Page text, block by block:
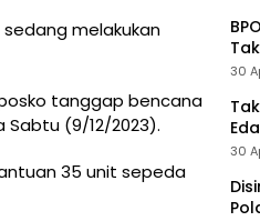
melakukan
tanggap bencana
(9/12/2023).
35 unit sepeda
30
30